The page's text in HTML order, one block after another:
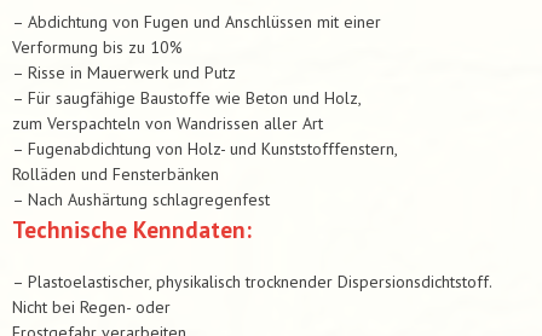
– Abdichtung von Fugen und Anschlüssen mit einer
Verformung bis zu 10%
– Risse in Mauerwerk und Putz
– Für saugfähige Baustoffe wie Beton und Holz,
zum Verspachteln von Wandrissen aller Art
– Fugenabdichtung von Holz- und Kunststofffenstern,
Rolläden und Fensterbänken
– Nach Aushärtung schlagregenfest
Technische Kenndaten:
– Plastoelastischer, physikalisch trocknender Dispersionsdichtstoff.
Nicht bei Regen- oder